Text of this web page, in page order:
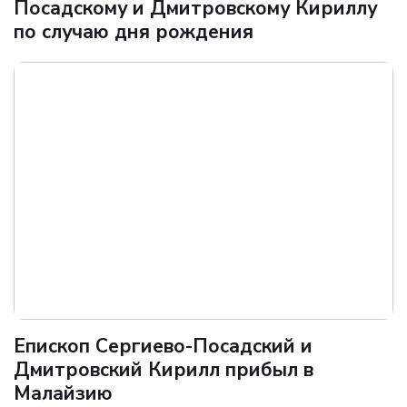
Посадскому и Дмитровскому Кириллу
по случаю дня рождения
Епископ Сергиево-Посадский и
Дмитровский Кирилл прибыл в
Малайзию